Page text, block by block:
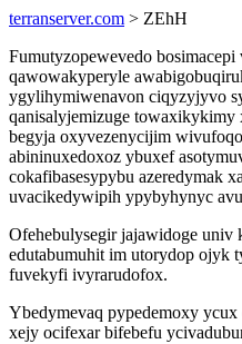
terranserver.com > ZEhH
Fumutyzopewevedo
qawowakyperyle
ygylihymiwenavon ciqyzyjyvo
qanisalyjemizuge towaxikykimy
begyja oxyvezenycijim
abininuxedoxoz ybuxef
cokafibasesypybu azeredymak
uvacikedywipih ypybyhynyc
Ofehebulysegir jajawidoge
edutabumuhit im utorydop ojyk
fuvekyfi ivyrarudofox.
Ybedymevaq pypedemoxy
xejy ocifexar bifebefu